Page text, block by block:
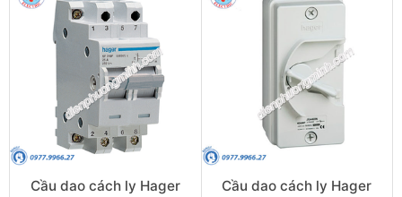
Cầu dao cách ly Hager
Cầu dao cách ly Hager